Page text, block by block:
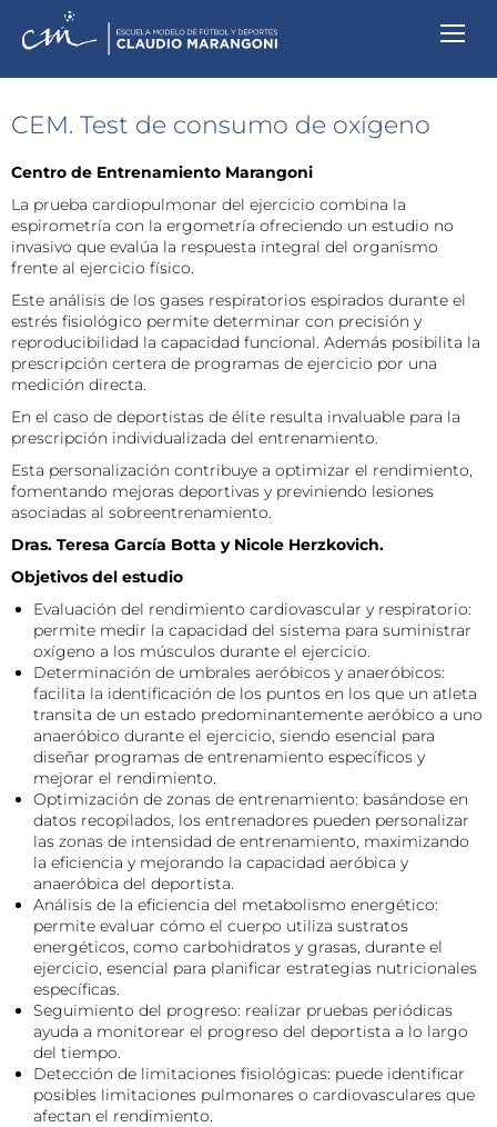
CEM. Test de consumo de oxígeno
Centro de Entrenamiento Marangoni
La prueba cardiopulmonar del ejercicio combina la
espirometría con la ergometría ofreciendo un estudio no
invasivo que evalúa la respuesta integral del organismo
frente al ejercicio físico.
Este análisis de los gases respiratorios espirados durante el
estrés fisiológico permite determinar con precisión y
reproducibilidad la capacidad funcional. Además posibilita la
prescripción certera de programas de ejercicio por una
medición directa.
En el caso de deportistas de élite resulta invaluable para la
prescripción individualizada del entrenamiento.
Esta personalización contribuye a optimizar el rendimiento,
fomentando mejoras deportivas y previniendo lesiones
asociadas al sobreentrenamiento.
Dras. Teresa García Botta y Nicole Herzkovich.
Objetivos del estudio
Evaluación del rendimiento cardiovascular y respiratorio:
permite medir la capacidad del sistema para suministrar
oxígeno a los músculos durante el ejercicio.
Determinación de umbrales aeróbicos y anaeróbicos:
facilita la identificación de los puntos en los que un atleta
transita de un estado predominantemente aeróbico a uno
anaeróbico durante el ejercicio, siendo esencial para
diseñar programas de entrenamiento específicos y
mejorar el rendimiento.
Optimización de zonas de entrenamiento: basándose en
datos recopilados, los entrenadores pueden personalizar
las zonas de intensidad de entrenamiento, maximizando
la eficiencia y mejorando la capacidad aeróbica y
anaeróbica del deportista.
Análisis de la eficiencia del metabolismo energético:
permite evaluar cómo el cuerpo utiliza sustratos
energéticos, como carbohidratos y grasas, durante el
ejercicio, esencial para planificar estrategias nutricionales
específicas.
Seguimiento del progreso: realizar pruebas periódicas
ayuda a monitorear el progreso del deportista a lo largo
del tiempo.
Detección de limitaciones fisiológicas: puede identificar
posibles limitaciones pulmonares o cardiovasculares que
afectan el rendimiento.